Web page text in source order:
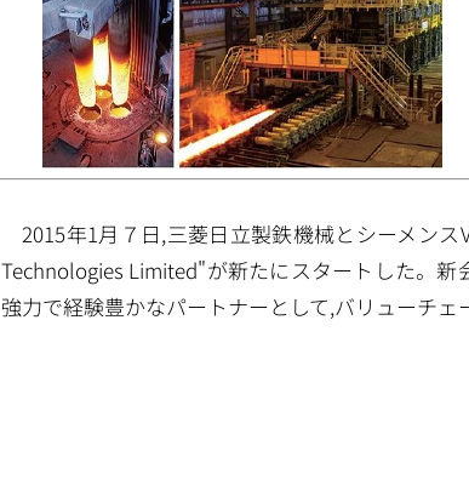
2015年1月７日,三菱日立製鉄機械とシーメン
Technologies Limited"が新たにスタートした。
強力で経験豊かなパートナーとして,バリューチェ